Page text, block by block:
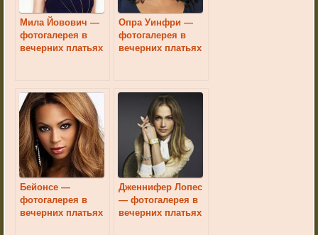
Мила Йовович —
фотогалерея в
вечерних платьях
Опра Уинфри —
фотогалерея в
вечерних платьях
Бейонсе —
фотогалерея в
вечерних платьях
Дженнифер Лопес
— фотогалерея в
вечерних платьях